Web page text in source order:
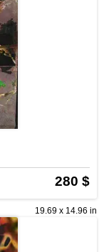
280 $
19.69 x 14.96 in